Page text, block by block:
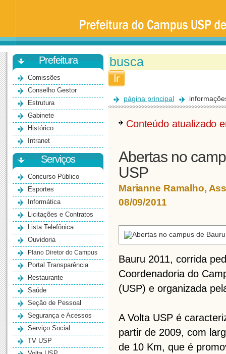
Universidade
São
Paulo
-
BauruPrefeitura
Comissões
Conselho Gestor
Estrutura
Gabinete
Histórico
Intranet
Serviços
Concurso Público
Esportes
Informática
Licitações e Contratos
Lista Telefônica
Ouvidoria
Plano Diretor do Campus
Portal Transparência
Restaurante
Saúde
Seção de Pessoal
Segurança e Acessos
Serviço Social
TV USP
página principal
Conteúdo atualizado
Abertas no
USP
Marianne Ramalho,
08/09/2011
Bauru 2011, corrida
Coordenadoria do
(USP) e organizada
A Volta USP é
partir de 2009, com
de 10 Km, que é